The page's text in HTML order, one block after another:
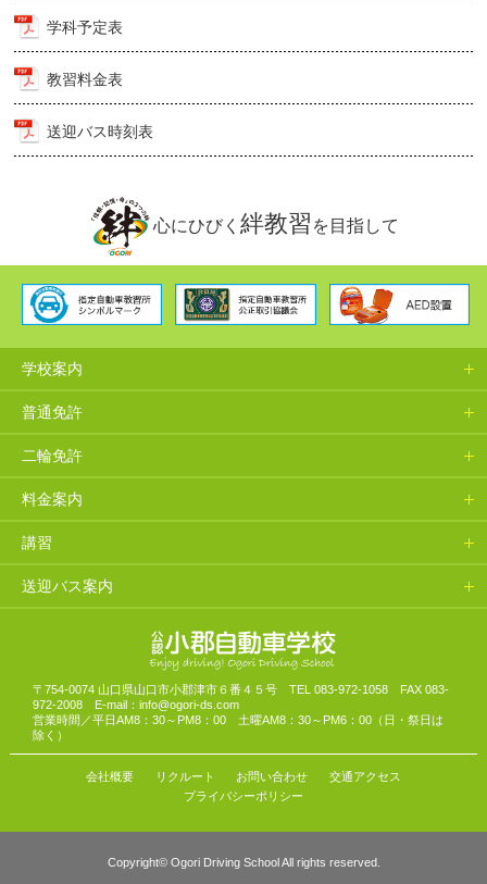
学科予定表
教習料金表
送迎バス時刻表
心にひびく 絆教習 を目指して
学校案内
普通免許
二輪免許
料金案内
講習
送迎バス案内
山口県小郡自動車学校
〒754-0074 山口県山口市小郡津市６番４５号 TEL 083-972-1058 FAX 083-
972-2008 E-mail：info@ogori-ds.com
営業時間／平日AM8：30～PM8：00 土曜AM8：30～PM6：00（日・祭日は
除く）
会社概要 リクルート お問い合わせ
交通アクセス
プライバシーポリシー
Copyright© Ogori Driving School All rights reserved.